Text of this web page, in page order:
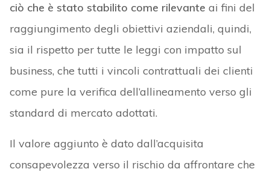
ciò che è stato stabilito come rilevante ai fini del
raggiungimento degli obiettivi aziendali, quindi,
sia il rispetto per tutte le leggi con impatto sul
business, che tutti i vincoli contrattuali dei clienti
come pure la verifica dell’allineamento verso gli
standard di mercato adottati.
Il valore aggiunto è dato dall’acquisita
consapevolezza verso il rischio da affrontare che